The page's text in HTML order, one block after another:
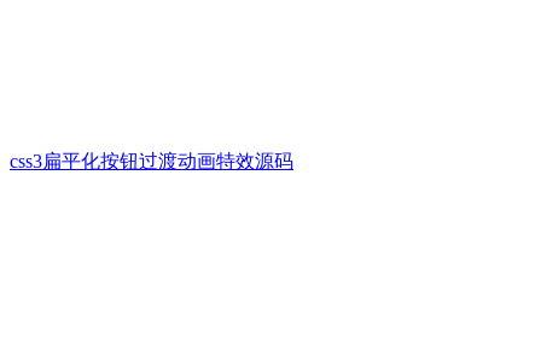
css3扁平化按钮过渡动画特效源码